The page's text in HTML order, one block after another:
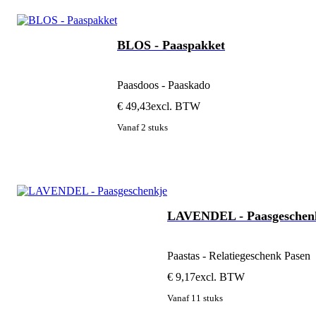
BLOS - Paaspakket
Paasdoos - Paaskado
€ 49,43excl. BTW
Vanaf 2 stuks
LAVENDEL -
Paastas - Relatiegeschenk Pasen
€ 9,17excl. BTW
Vanaf 11 stuks